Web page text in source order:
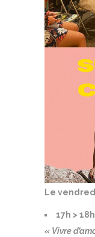
Le
17h >
« Vivre